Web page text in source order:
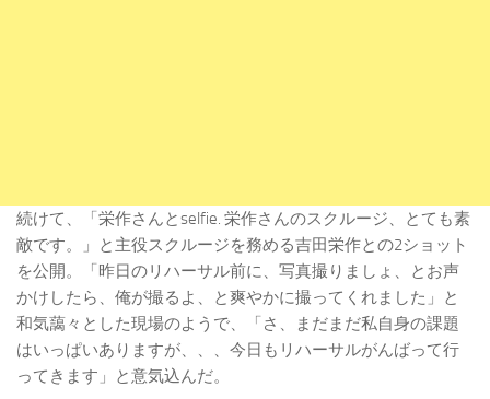
続けて、「栄作さんとselfie. 栄作さんのスクルージ、とても素
敵です。」と主役スクルージを務める吉田栄作との2ショット
を公開。「昨日のリハーサル前に、写真撮りましょ、とお声
かけしたら、俺が撮るよ、と爽やかに撮ってくれました」と
和気藹々とした現場のようで、「さ、まだまだ私自身の課題
はいっぱいありますが、、、今日もリハーサルがんばって行
ってきます」と意気込んだ。